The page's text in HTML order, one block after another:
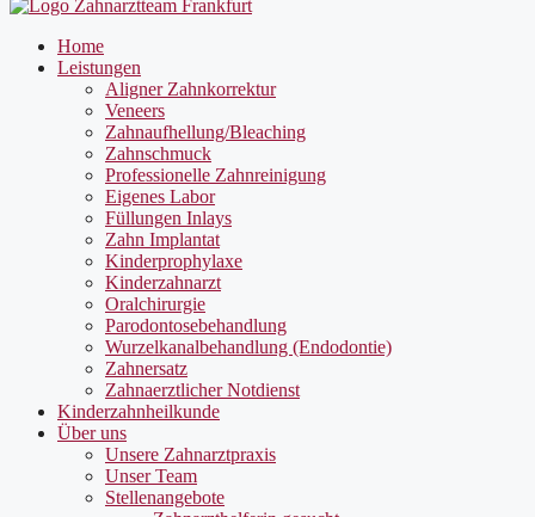
Home
Leistungen
Aligner Zahnkorrektur
Veneers
Zahnaufhellung/Bleaching
Zahnschmuck
Professionelle Zahnreinigung
Eigenes Labor
Füllungen Inlays
Zahn Implantat
Kinderprophylaxe
Kinderzahnarzt
Oralchirurgie
Parodontosebehandlung
Wurzelkanalbehandlung (Endodontie)
Zahnersatz
Zahnaerztlicher Notdienst
Kinderzahnheilkunde
Über uns
Unsere Zahnarztpraxis
Unser Team
Stellenangebote